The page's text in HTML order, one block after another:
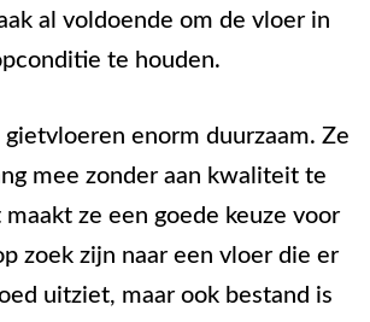
al voldoende om de vloer in
te houden.
gietvloeren enorm duurzaam. Ze
mee zonder aan kwaliteit te
ze een goede keuze voor
zoek zijn naar een vloer die er
uitziet, maar ook bestand is